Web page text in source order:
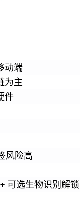
动端
为主
件
风险高
可选生物识别解锁